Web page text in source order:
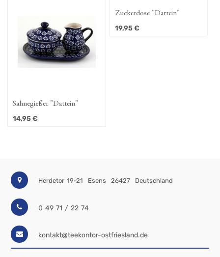
Sahnegießer "Dattein"
14,95€
Zuckerdose "Dattein"
19,95€
Herdetor 19-21 Esens 26427 Deutschland
0 49 71 / 22 74
kontakt@teekontor-ostfriesland.de